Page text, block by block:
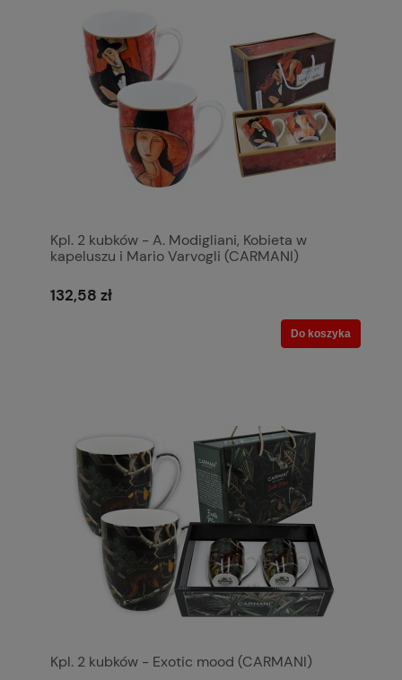
Kpl. 2 kubków - A. Modigliani, Kobieta w
kapeluszu i Mario Varvogli (CARMANI)
132,58 zł
Do koszyka
Kpl. 2 kubków - Exotic mood (CARMANI)